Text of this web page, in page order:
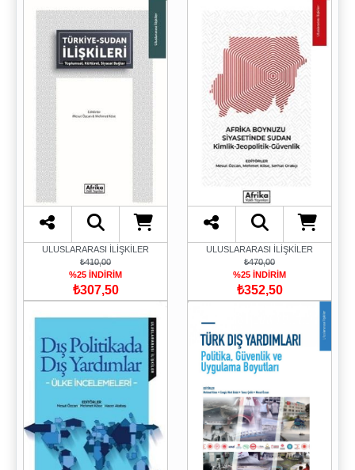
ULUSLARARASI İLİŞKİLER
₺410,00
%25 İNDİRİM
₺307,50
ULUSLARARASI İLİŞKİLER
₺470,00
%25 İNDİRİM
₺352,50